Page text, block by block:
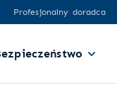
Profesjonalny doradca